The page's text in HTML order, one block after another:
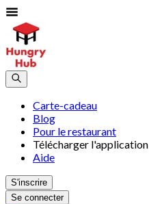
Carte-cadeau
Blog
Pour le restaurant
Télécharger l'application
Aide
S'inscrire
Se connecter